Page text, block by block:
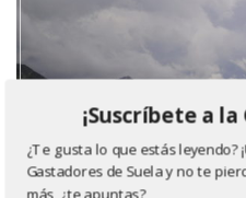
¡Suscríbete a
¿Te gusta lo que estás leyendo?
Gastadores de Suela y no te
más, ¿te apuntas?